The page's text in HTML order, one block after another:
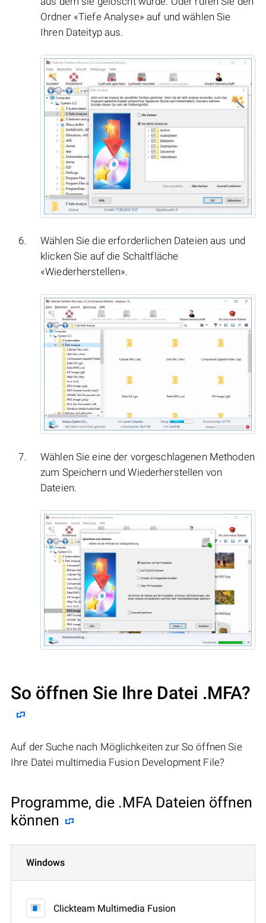
Ordner «Tiefe Analyse» auf und wählen Sie
Ihren Dateityp aus.
Wählen Sie die erforderlichen Dateien aus und
klicken Sie auf die Schaltfläche
«Wiederherstellen».
Wählen Sie eine der vorgeschlagenen Methoden
zum Speichern und Wiederherstellen von
Dateien.
So öffnen Sie Ihre Datei .MFA?
Auf der Suche nach Möglichkeiten zur So öffnen Sie
Ihre Datei multimedia Fusion Development File?
Programme, die .MFA Dateien öffnen
können
Windows
Clickteam Multimedia Fusion